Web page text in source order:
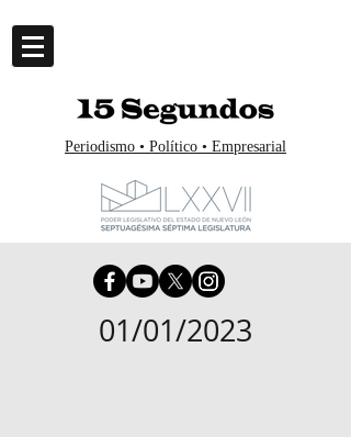
Periodismo • Político • Empresarial
01/01/2023